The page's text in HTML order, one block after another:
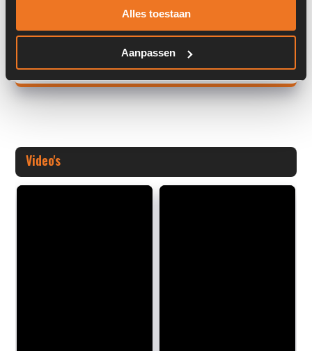
Alles toestaan
Aanpassen
Type 1: M4PV37-37D238AR3BRHP-615
Type 2: M4
+ Volledige overige informatie openen
Video's